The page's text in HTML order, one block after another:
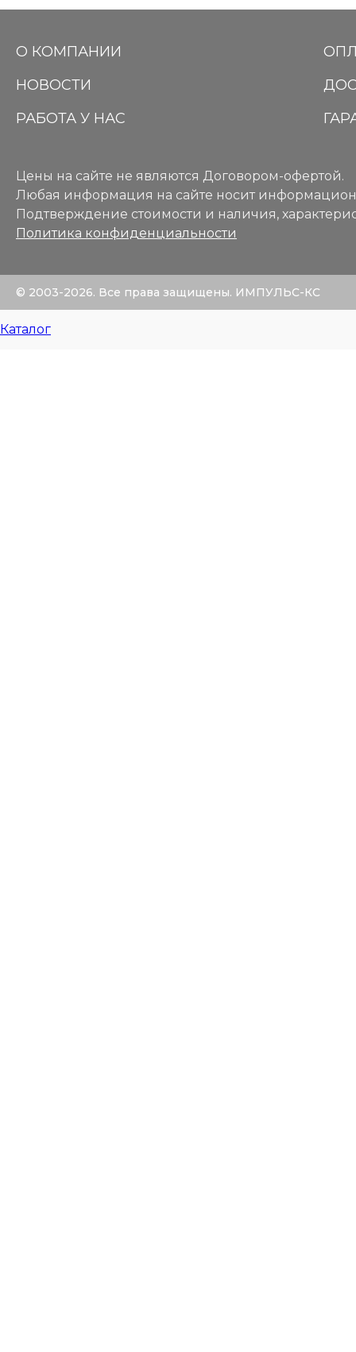
О КОМПАНИИ
НОВОСТИ
РАБОТА У НАС
Цены на сайте не являются Договором-офертой.
Любая информация на сайте носит
Подтверждение стоимости и наличия,
Политика конфиденциальности
© 2003-2026. Все права защищены. ИМПУЛЬС-КС
Каталог